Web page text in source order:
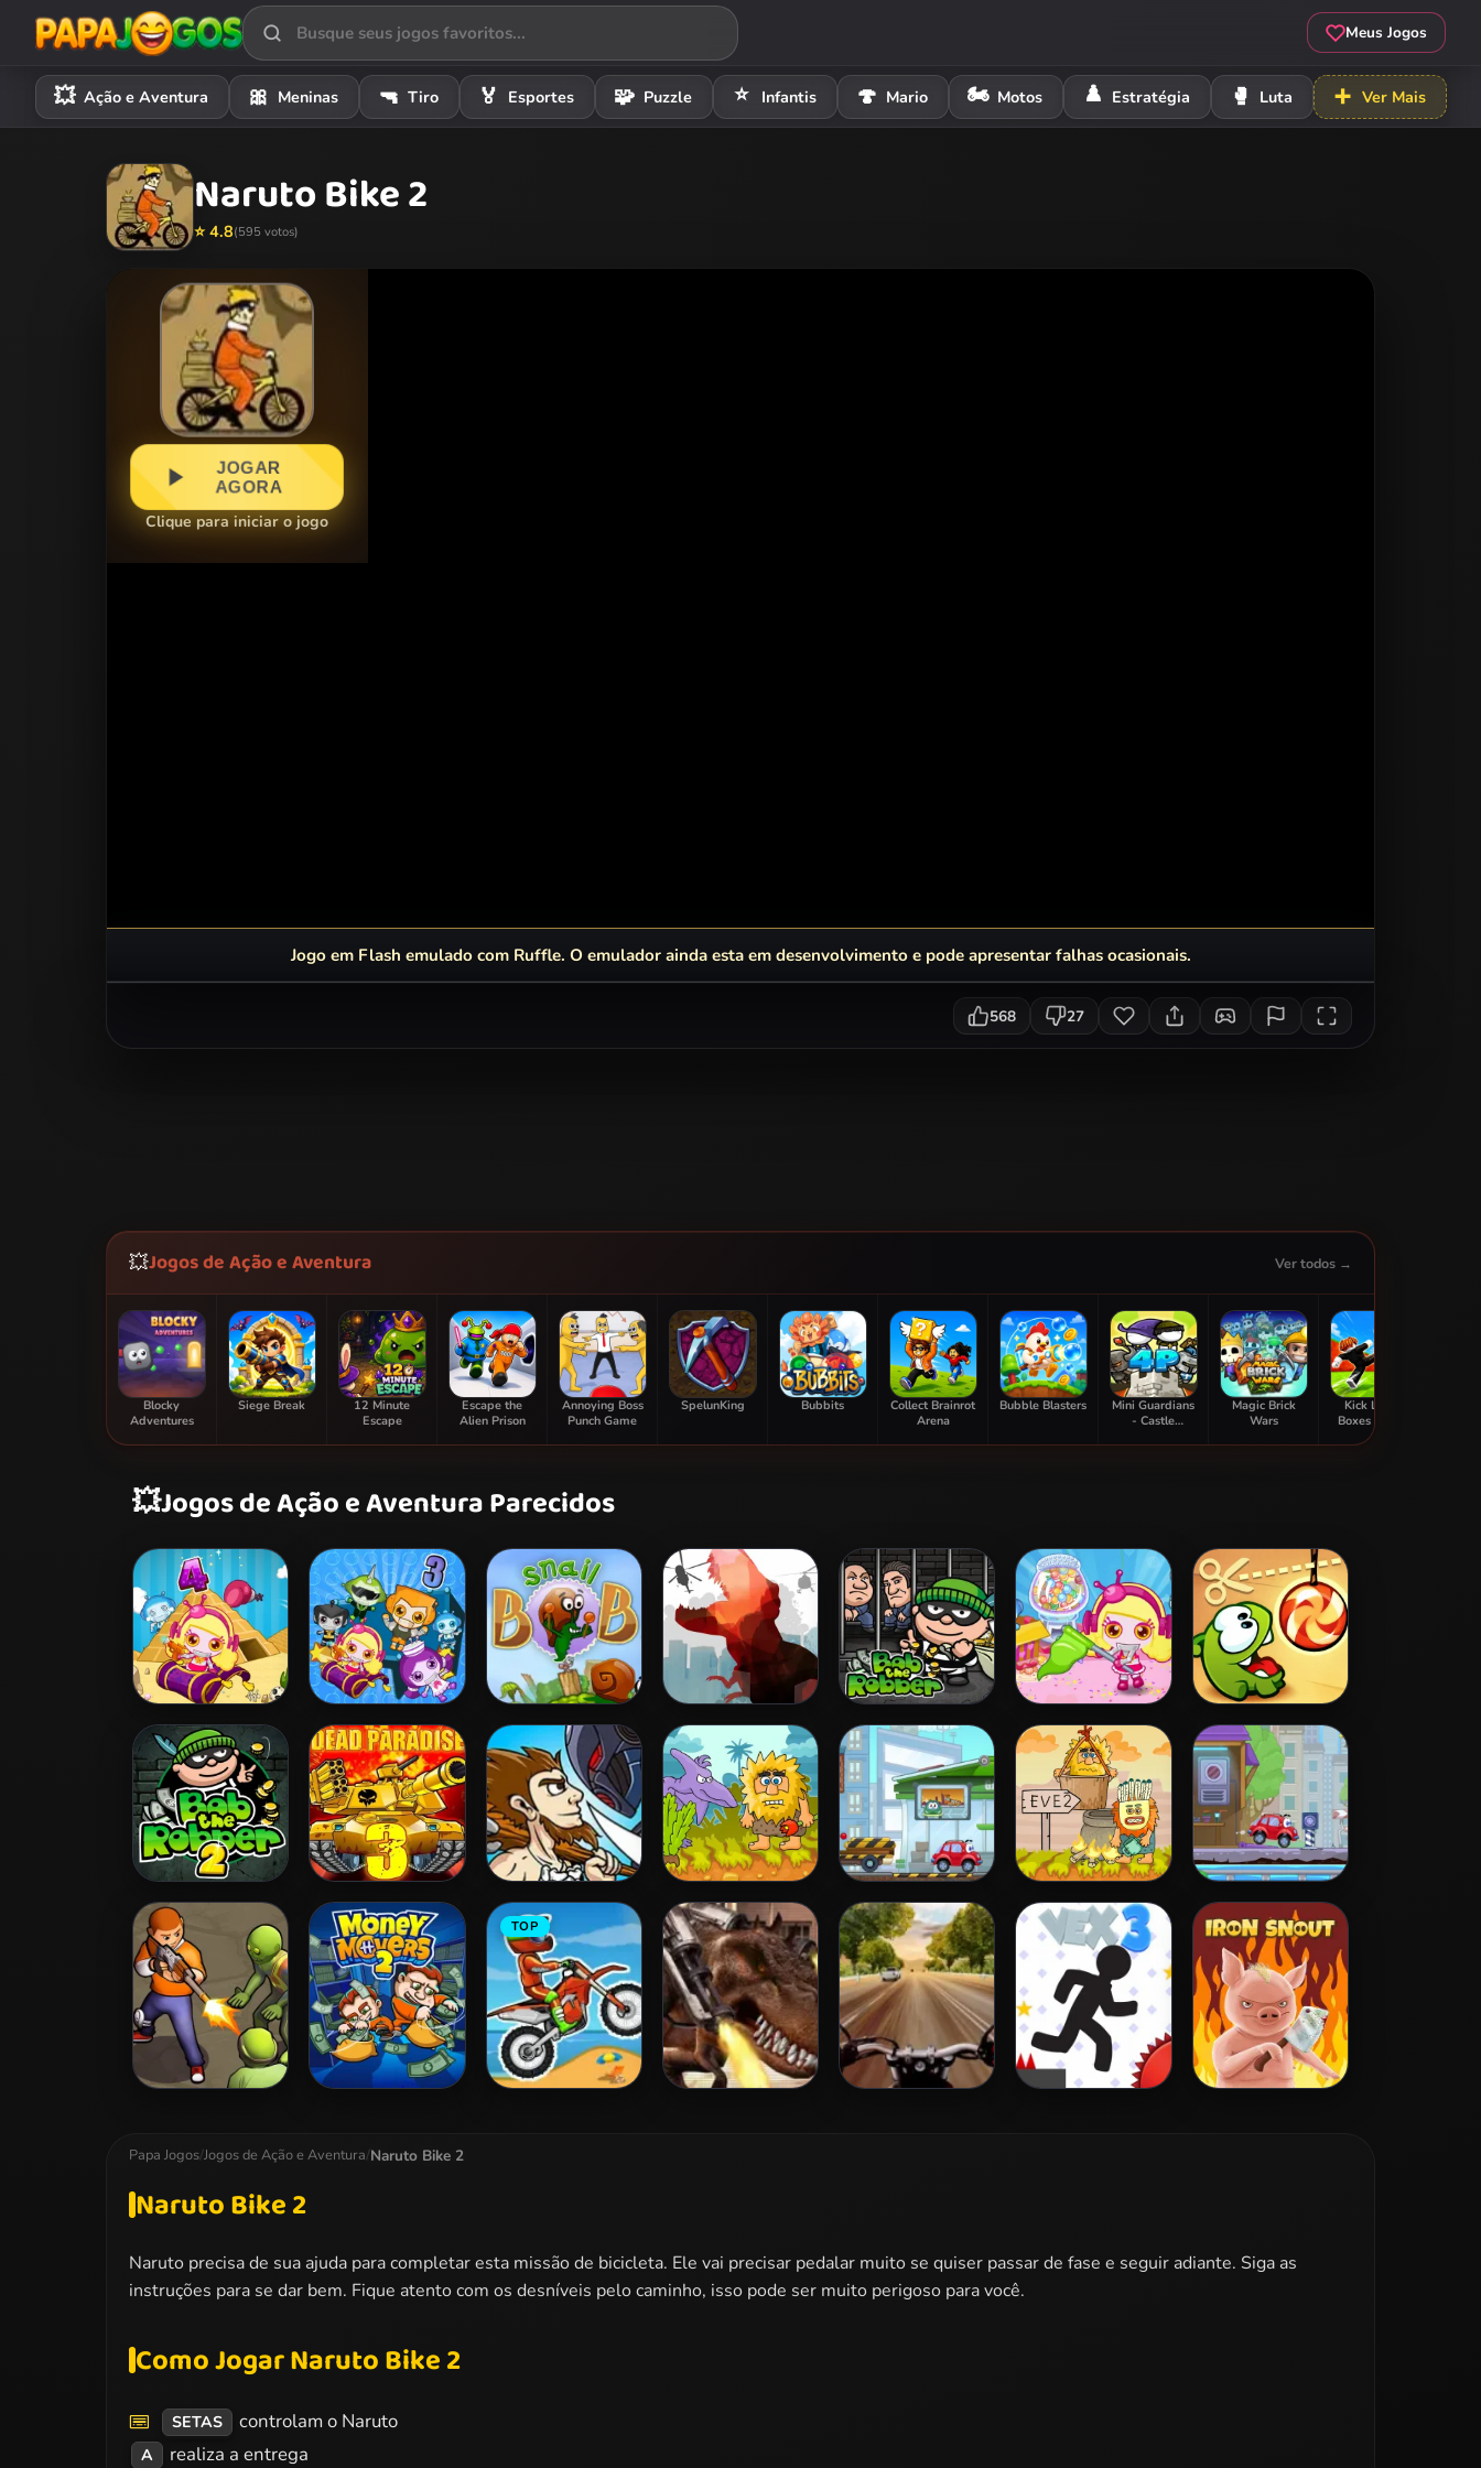
Meus Jogos
💥 Ação e Aventura 🎀 Meninas 🔫 Tiro 🏅 Esportes 🧩 Puzzle ⭐ Infantis 🍄 Mario 🏍️ Motos ♟️ Estratégia 🥊 Luta ➕ Ver Mais
Naruto Bike 2
⭐ 4.8(595 votos)
JOGAR
AGORA
Clique para iniciar o jogo
Jogo em Flash emulado com Ruffle. O emulador ainda esta em desenvolvimento e pode apresentar falhas ocasionais.
568 27
💥Jogos de Ação e Aventura Ver todos →
Blocky
Adventures
Siege Break
12 Minute
Escape
Escape the
Alien Prison
Annoying Boss
Punch Game
SpelunKing Bubbits
Collect Brainrot
Arena
Bubble Blasters
Mini Guardians
- Castle
Magic Brick
Wars
Kick Lucky
Boxes Online
💥Jogos de Ação e Aventura Parecidos
Bomb It 4 Bomb It 3 Snail Bob 2 L. A. Rex Bob The Robber Bomb It 5 Cut the Rope
Bob The Robber 2 Dead Paradise 3 Age of War Adam and Eve Wheely 3 Adam and Eve 2 Wheely 4 - Time
Travel
TOP
Papa Jogos/Jogos de Ação e Aventura/Naruto Bike 2
Naruto Bike 2
Naruto precisa de sua ajuda para completar esta missão de bicicleta. Ele vai precisar pedalar muito se quiser passar de fase e seguir adiante. Siga as
instruções para se dar bem. Fique atento com os desníveis pelo caminho, isso pode ser muito perigoso para você.
Como Jogar Naruto Bike 2
SETAS controlam o Naruto
A realiza a entrega